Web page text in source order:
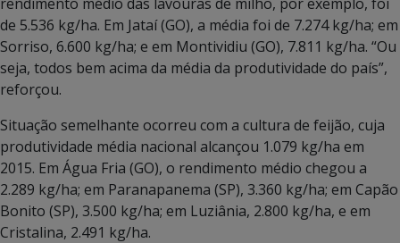
de 5.536 kg/ha. Em Jataí (GO), a média foi de 7.274 kg/ha; em
Sorriso, 6.600 kg/ha; e em Montividiu (GO), 7.811 kg/ha. “Ou
seja, todos bem acima da média da produtividade do país”,
reforçou.
Situação semelhante ocorreu com a cultura de feijão, cuja
produtividade média nacional alcançou 1.079 kg/ha em
2015. Em Água Fria (GO), o rendimento médio chegou a
2.289 kg/ha; em Paranapanema (SP), 3.360 kg/ha; em Capão
Bonito (SP), 3.500 kg/ha; em Luziânia, 2.800 kg/ha, e em
Cristalina, 2.491 kg/ha.